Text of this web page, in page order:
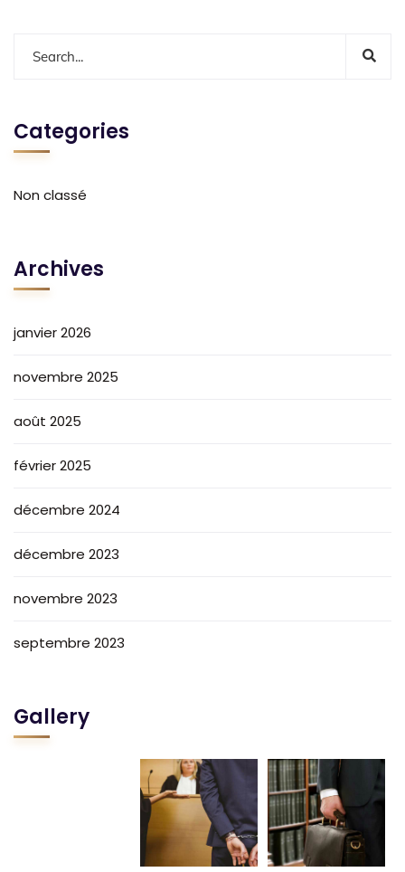
Categories
Non classé
Archives
janvier 2026
novembre 2025
août 2025
février 2025
décembre 2024
décembre 2023
novembre 2023
septembre 2023
Gallery